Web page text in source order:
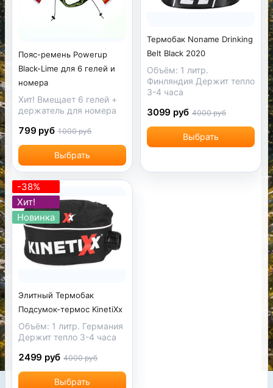
Пояс-ремень Powerup
Black-Lime для 6 гелей и
номера
Хит! Вмещает 6 гелей +
держатель для номера
Выбрать
799 руб 1000 руб
Термобак Noname Drinking
Belt Black 2020
Объём: 1 литр.
Финляндия Держит тепло
3-4 часа
Выбрать
3099 руб 4000 руб
-38%
Хит!
Новинка
Элитный Термобак
Подсумок-термос KinetiXx
Объём: 1 литр. Германия
Держит тепло 3-4 часа
Выбрать
2499 руб 4000 руб